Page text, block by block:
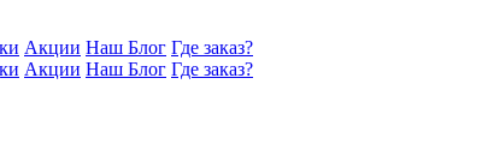
Акции Наш Блог Где заказ?
Акции Наш Блог Где заказ?